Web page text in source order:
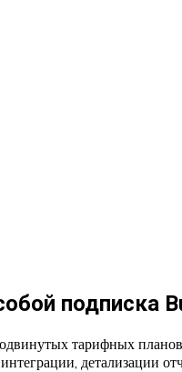
подписка
тарифных
детализации